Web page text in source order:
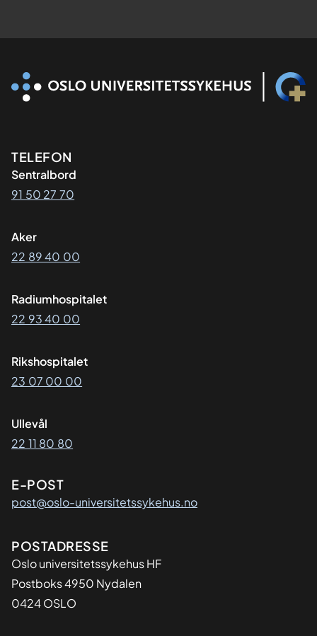
Kontaktinformasjon
TELEFON
Sentralbord
91 50 27 70
Aker
22 89 40 00
Radiumhospitalet
22 93 40 00
Rikshospitalet
23 07 00 00
Ullevål
22 11 80 80
E-POST
post@oslo-universitetssykehus.no
Adresse
POSTADRESSE
Oslo universitetssykehus HF
Postboks 4950 Nydalen
0424 OSLO